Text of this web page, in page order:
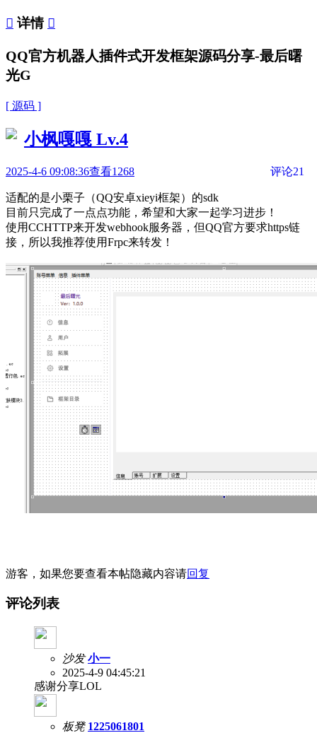
 详情 
QQ官方机器人插件式开发框架源码分享-最后曙
光G
[ 源码 ]
小枫嘎嘎 Lv.4
2025-4-6 09:08:36查看1268 评论21
适配的是小栗子（QQ安卓xieyi框架）的sdk
目前只完成了一点点功能，希望和大家一起学习进步！
使用CCHTTP来开发webhook服务器，但QQ官方要求https链
接，所以我推荐使用Frpc来转发！
游客，如果您要查看本帖隐藏内容请回复
评论列表
沙发 小一
2025-4-9 04:45:21
感谢分享LOL
板凳 1225061801